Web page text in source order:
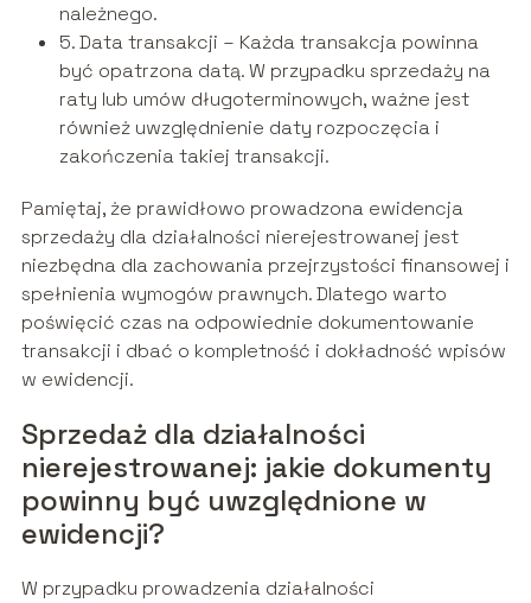
należnego.
5. Data transakcji – Każda transakcja powinna
być opatrzona datą. W przypadku sprzedaży na
raty lub umów długoterminowych, ważne jest
również uwzględnienie daty rozpoczęcia i
zakończenia takiej transakcji.
Pamiętaj, że prawidłowo prowadzona ewidencja
sprzedaży dla działalności nierejestrowanej jest
niezbędna dla zachowania przejrzystości finansowej i
spełnienia wymogów prawnych. Dlatego warto
poświęcić czas na odpowiednie dokumentowanie
transakcji i dbać o kompletność i dokładność wpisów
w ewidencji.
Sprzedaż dla działalności
nierejestrowanej: jakie dokumenty
powinny być uwzględnione w
ewidencji?
W przypadku prowadzenia działalności